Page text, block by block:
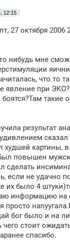
12:15
27 октября 2006
нибудь мне
что то
явление при
такие
результат
худшей картины,
повышен
сделать
если не удачно
их было 4
информацию на
просто
бог было и на
чего стоит
спасибо.